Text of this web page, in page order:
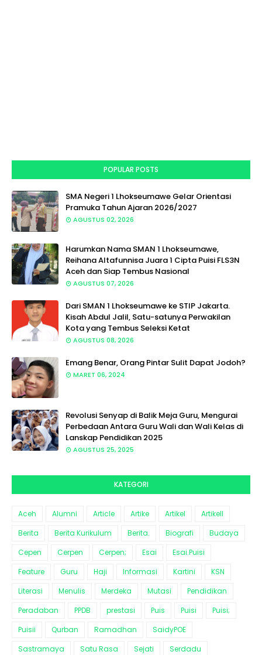
POPULAR POSTS
SMA Negeri 1 Lhokseumawe Gelar Orientasi
Pramuka Tahun Ajaran 2026/2027
AGUSTUS 02, 2026
Harumkan Nama SMAN 1 Lhokseumawe,
Reihana Altafunnisa Juara 1 Cipta Puisi FLS3N
Aceh dan Siap Tembus Nasional
AGUSTUS 07, 2026
Dari SMAN 1 Lhokseumawe ke STIP Jakarta.
Kisah Abdul Jalil, Satu-satunya Perwakilan
Kota yang Tembus Seleksi Ketat
AGUSTUS 08, 2026
Emang Benar, Orang Pintar Sulit Dapat Jodoh?
MARET 06, 2024
Revolusi Senyap di Balik Meja Guru, Mengurai
Perbedaan Antara Guru Wali dan Wali Kelas di
Lanskap Pendidikan 2025
AGUSTUS 25, 2025
KATEGORI
Aceh Alumni Article Artike Artikel
Artikell
Berita
Berita Kurikulum Berita. Biografi
Budaya
Cepen
Cerpen Cerpen; Esai
Esai.Puisi
Feature
Guru Haji Informasi Kartini
KSN
Literasi
Menulis Merdeka Mutasi
Pendidikan
Peradaban
PPDB prestasi Puis Puisi
Puisi;
Puisii
Qurban Ramadhan
SaidyPOE
Sastramaya
Satu Rasa Sejati
Serdadu